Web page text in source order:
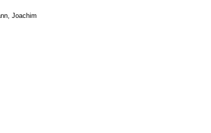
Joachim